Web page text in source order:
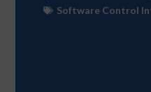
Software Control